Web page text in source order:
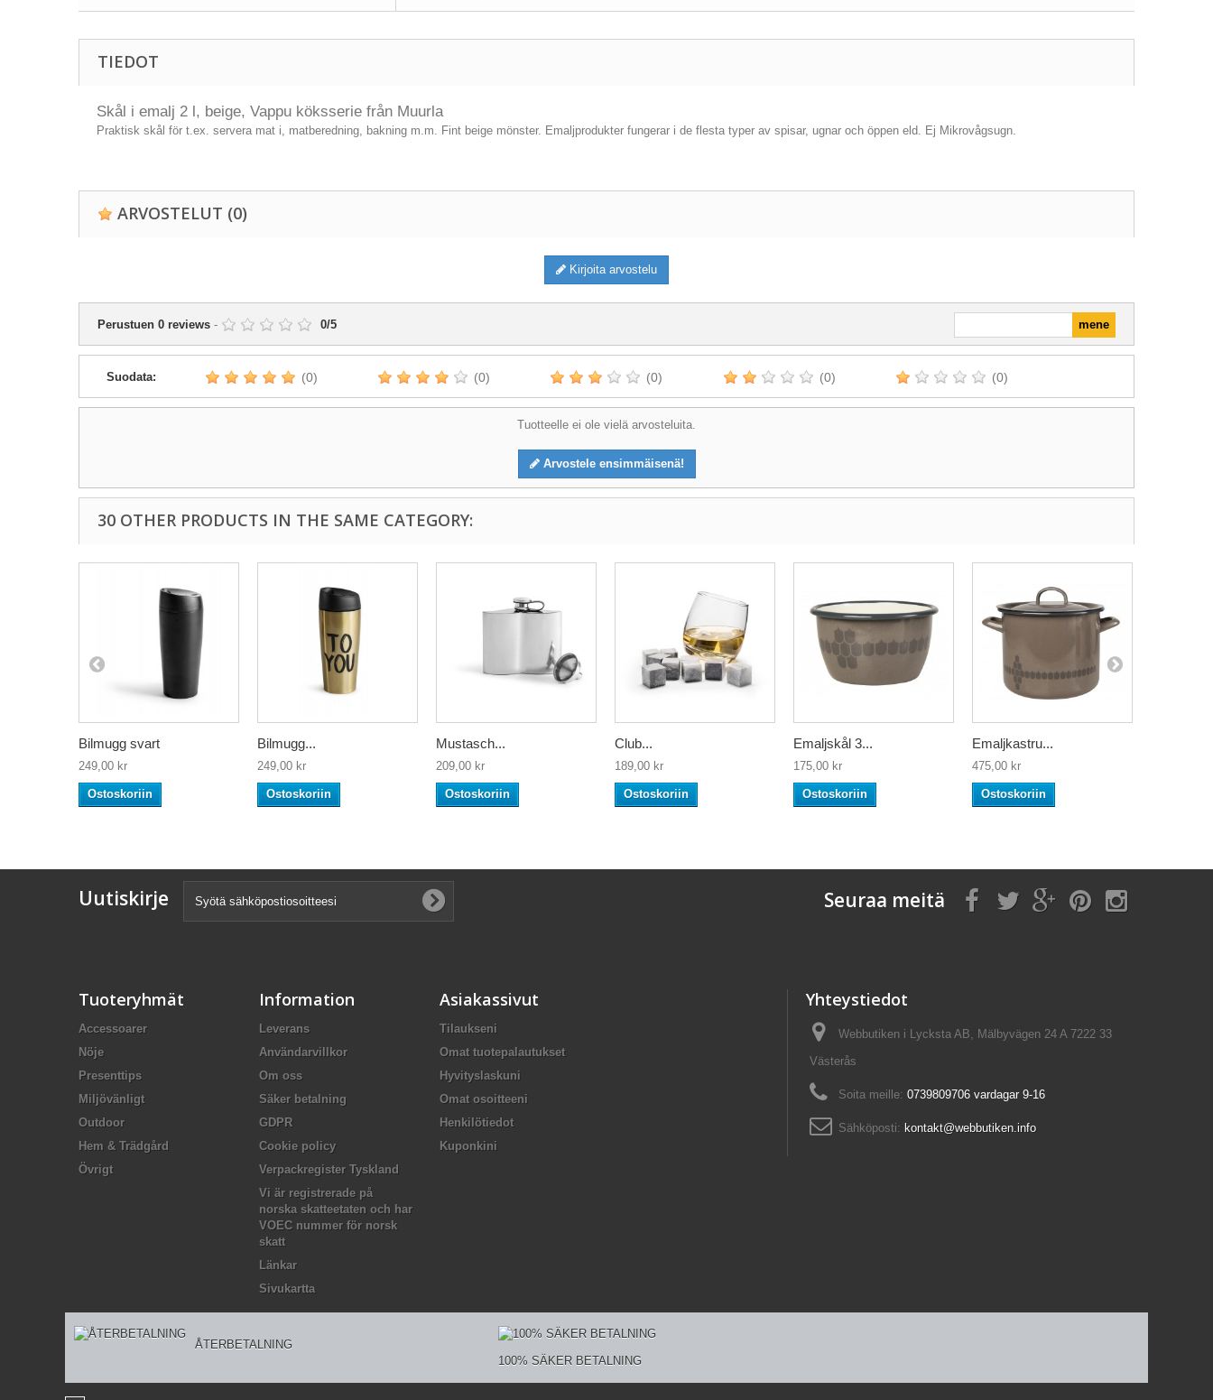
TIEDOT
Skål i emalj 2 l, beige, Vappu köksserie från Muurla
Praktisk skål för t.ex. servera mat i, matberedning, bakning m.m. Fint beige mönster. Emaljprodukter fungerar i de flesta typer av spisar, ugnar och öppen eld. Ej Mikrovågsugn.
ARVOSTELUT (0)
Kirjoita arvostelu
Perustuen 0 reviews - 0/5
Suodata: (0) (0) (0) (0) (0)
Tuotteelle ei ole vielä arvosteluita.
Arvostele ensimmäisenä!
30 OTHER PRODUCTS IN THE SAME CATEGORY:
Bilmugg svart
249,00 kr
Ostoskoriin
Bilmugg...
249,00 kr
Ostoskoriin
Mustasch...
209,00 kr
Ostoskoriin
Club...
189,00 kr
Ostoskoriin
Emaljskål 3...
175,00 kr
Ostoskoriin
Emaljkastru...
475,00 kr
Ostoskoriin
Uutiskirje Seuraa meitä
Tuoteryhmät
Accessoarer
Nöje
Presenttips
Miljövänligt
Outdoor
Hem & Trädgård
Övrigt
Information
Leverans
Användarvillkor
Om oss
Säker betalning
GDPR
Cookie policy
Verpackregister Tyskland
Vi är registrerade på
norska skatteetaten och har
VOEC nummer för norsk
skatt
Länkar
Sivukartta
Asiakassivut
Tilaukseni
Omat tuotepalautukset
Hyvityslaskuni
Omat osoitteeni
Henkilötiedot
Kuponkini
Yhteystiedot
Webbutiken i Lycksta AB, Mälbyvägen 24 A 7222 33
Västerås
Soita meille: 0739809706 vardagar 9-16
Sähköposti: kontakt@webbutiken.info
ÅTERBETALNING
100% SÄKER BETALNING